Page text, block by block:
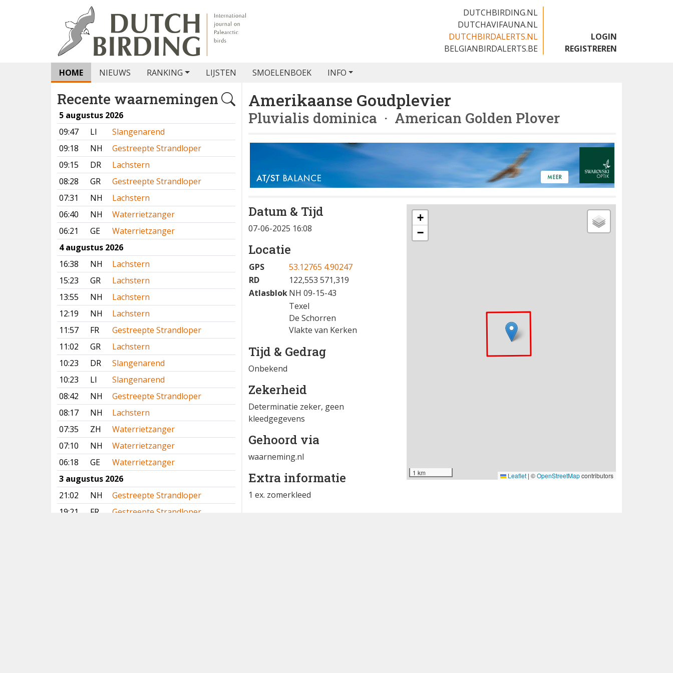
DUTCHBIRDING.NL
DUTCHAVIFAUNA.NL
DUTCHBIRDALERTS.NL
BELGIANBIRDALERTS.BE
LOGIN
REGISTREREN
HOME NIEUWS RANKING LIJSTEN SMOELENBOEK INFO
Recente waarnemingen
5 augustus 2026
09:47
LI
Slangenarend
09:18
NH
Gestreepte Strandloper
09:15
DR
Lachstern
08:28
GR
Gestreepte Strandloper
07:31
NH
Lachstern
06:40
NH
Waterrietzanger
06:21
GE
Waterrietzanger
4 augustus 2026
16:38
NH
Lachstern
15:23
GR
Lachstern
13:55
NH
Lachstern
12:19
NH
Lachstern
11:57
FR
Gestreepte Strandloper
11:02
GR
Lachstern
10:23
DR
Slangenarend
10:23
LI
Slangenarend
08:42
NH
Gestreepte Strandloper
08:17
NH
Lachstern
07:35
ZH
Waterrietzanger
07:10
NH
Waterrietzanger
06:18
GE
Waterrietzanger
3 augustus 2026
21:02
NH
Gestreepte Strandloper
19:21
FR
Gestreepte Strandloper
Amerikaanse Goudplevier
Pluvialis dominica · American Golden Plover
Datum & Tijd
07-06-2025 16:08
Locatie
GPS
53.12765 4.90247
RD
122,553 571,319
AtlasblokNH 09-15-43
Texel
De Schorren
Vlakte van Kerken
Tijd & Gedrag
Onbekend
Zekerheid
Determinatie zeker, geen
kleedgegevens
Gehoord via
waarneming.nl
Extra informatie
1 ex. zomerkleed
+
−
1 km Leaflet | ©OpenStreetMapcontributors